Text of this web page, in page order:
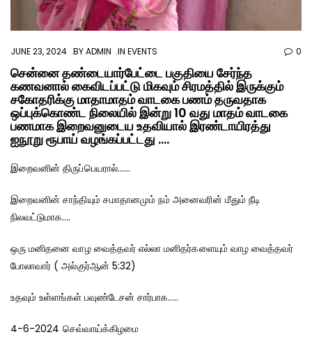
JUNE 23, 2024 BYADMIN IN EVENTS 0
சென்னை தண்டையார்பேட்டை பகுதியை சேர்ந்த
கணவனால் கைவிடப்பட்டு மிகவும் சிரமத்தில் இருக்கும்
சகோதரிக்கு மாதாமாதம் வாடகை பணம் தருவதாக
ஒப்புக்கொண்ட நிலையில் இன்று 10 வது மாதம் வாடகை
பணமாக இறைவனுடைய உதவியால் இரண்டாயிரத்து
ஐநூறு ரூபாய் வழங்கப்பட்டது ….
இறைவனின் திருப்பெயரால்……
இறைவனின் சாந்தியும் சமாதானமும் நம் அனைவரின் மீதும் நீடி
நிலவட்டுமாக….
ஒரு மனிதனை வாழ வைத்தவர் எல்லா மனிதர்களையும் வாழ வைத்தவர்
போலாவார் ( அல்குர்ஆன் 5:32)
உதவும் உள்ளங்கள் பவுண்டேசன் சார்பாக…..
4-6-2024 செவ்வாய்க்கிழமை